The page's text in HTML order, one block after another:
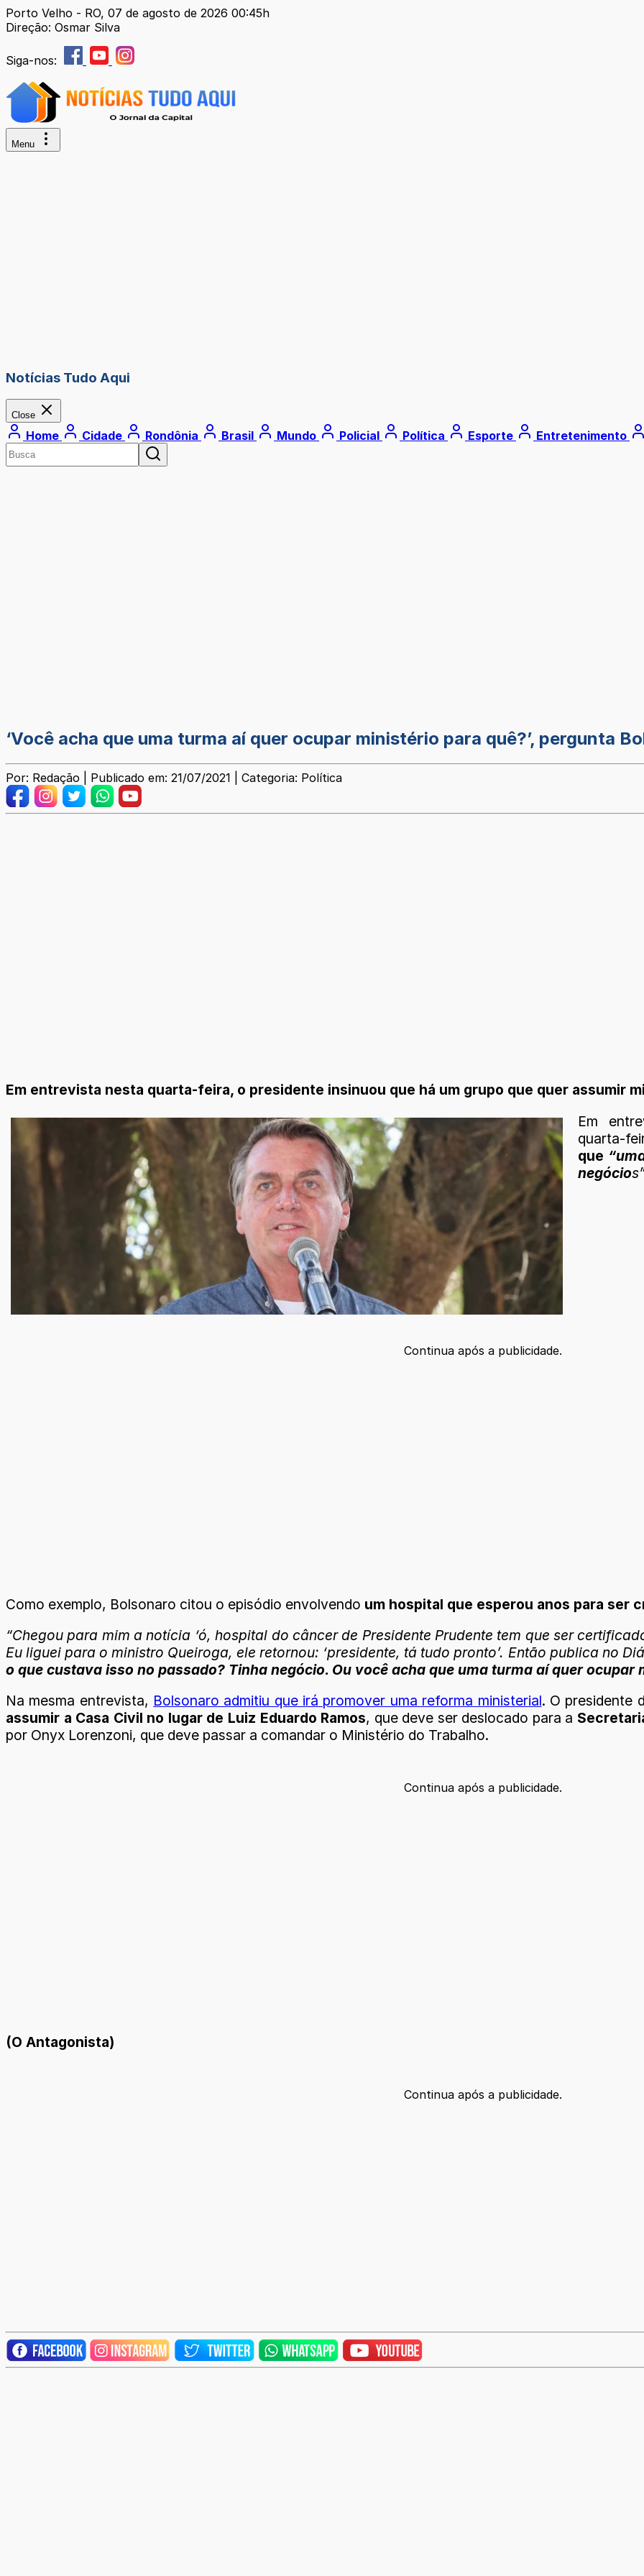
Porto Velho - RO, 07 de agosto de 2026 00:45h
Direção: Osmar Silva
Siga-nos:
Menu
Notícias Tudo Aqui
Close
Home Cidade Rondônia Brasil Mundo Policial Política Esporte Entretenimento
‘Você acha que uma turma aí quer ocupar ministério para quê?’, pergunta
Por: Redação | Publicado em: 21/07/2021 | Categoria: Política
Em entrevista nesta quarta-feira, o presidente insinuou que há um grupo que quer assumir
Em
quarta-
que
negócio
Continua após a publicidade.
Como exemplo, Bolsonaro citou o episódio envolvendo um hospital que esperou anos para ser
“Chegou para mim a notícia ‘ó, hospital do câncer de Presidente Prudente tem que ser
Eu liguei para o ministro Queiroga, ele retornou: ‘presidente, tá tudo pronto’. Então publica no
o que custava isso no passado? Tinha negócio. Ou você acha que uma turma aí quer ocupar
Na mesma entrevista, Bolsonaro admitiu que irá promover uma reforma ministerial. O presidente
assumir a Casa Civil no lugar de Luiz Eduardo Ramos, que deve ser deslocado para a
por Onyx Lorenzoni, que deve passar a comandar o Ministério do Trabalho.
Continua após a publicidade.
(O Antagonista)
Continua após a publicidade.